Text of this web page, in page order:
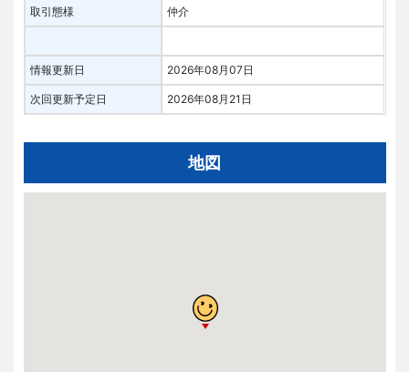
取引態様 仲介
情報更新日 2026年08月07日
次回更新予定日 2026年08月21日
地図